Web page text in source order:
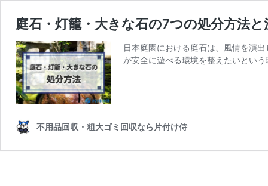
庭石・灯籠・大きな石の7つの処分方法
日本庭園における庭石は、風情を演
が安全に遊べる環境を整えたいとい
不用品回収・粗大ゴミ回収なら片付け侍